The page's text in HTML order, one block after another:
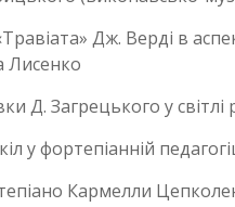
Дж. Верді в
Лисенко
Д. Загрецького у
у фортепіанній
Кармелли